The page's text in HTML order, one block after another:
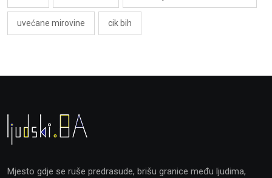
uvećane mirovine cik bih
Mjesto gdje se ruše predrasude, brišu granice među ljudima,